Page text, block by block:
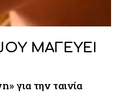
ΜΑΓΕΥΕΙ
για την ταινία